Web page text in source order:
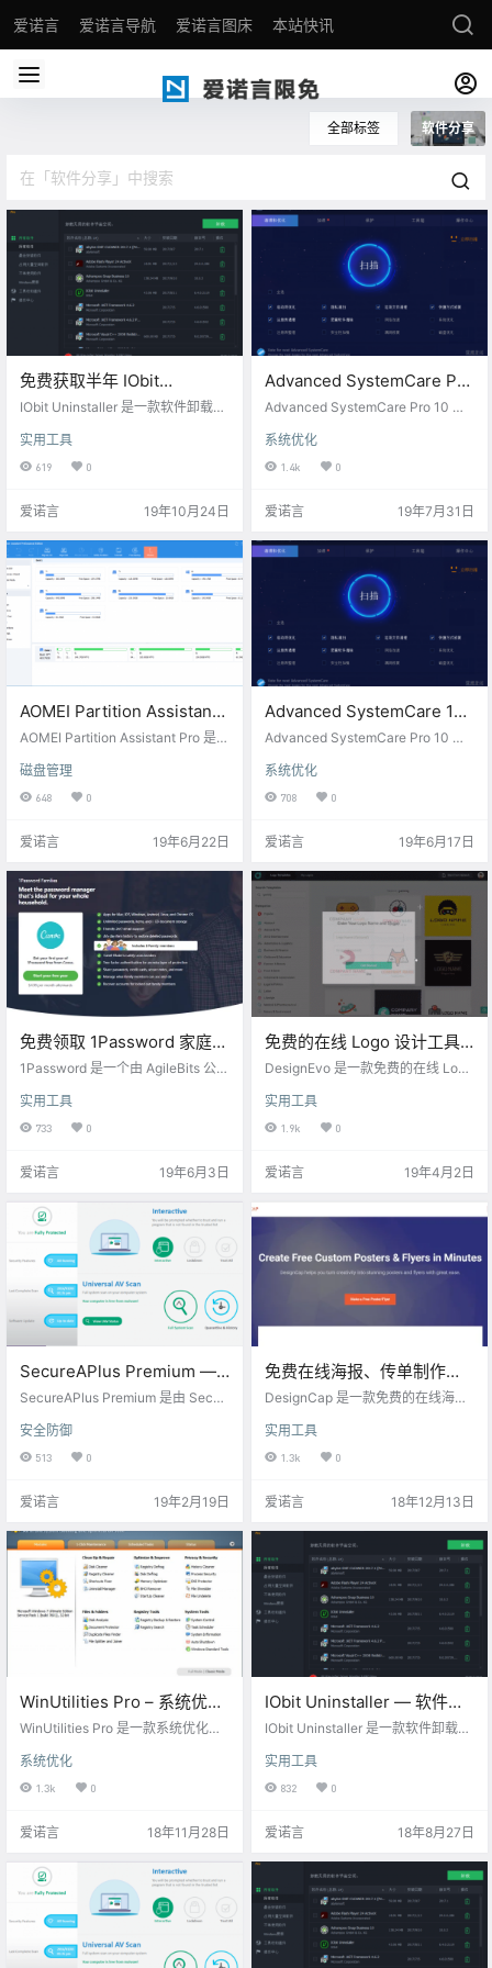
爱诺言 爱诺言导航 爱诺言图床 本站快讯
全部标签 软件分享
免费获取半年 IObit
Uninstaller Pro 授权
IObit Uninstaller 是一款软件卸载工
件、浏览器插件、顽固程序等，并
清除残留项，达到彻底卸载清除干
载：链接：https://eyun.baidu.co
活码：B2605-2A90A-8BFCF-BD
DB9 限免结束倒计时：
实用工具
619 0
爱诺言 19年10月24日
Advanced SystemCare Pro
12.5[Windows][$49.99→0]
Advanced SystemCare Pro 10 是 i
件，功能相当全面，包括垃圾清
理、隐私清理、软件卸载、文件擦
理、游戏加速、快捷方式修复、磁
漏洞扫描、进程管理、驱动管理、
析、系统信息、魔法设置，还有非
常强大的空闲时自动优化，与 …
系统优化
1.4k 0
爱诺言 19年7月31日
AOMEI Partition Assistant
Pro[Windows][$39.95→0]
AOMEI Partition Assistant Pro 是一
件，可以用来对分区进行创建、调
整大小、移动、合并、拆分等操
作，和 Diskgenius 功能相似。这款
盘，对于要更换固态硬盘而又不想
快捷。软件支持Windows 10，Win
dows 8.1 / 8，Windows 7，Vista和
XP（32…
磁盘管理
648 0
爱诺言 19年6月22日
Advanced SystemCare 12
PRO[Windows][$9.99→0]
Advanced SystemCare Pro 10 是 i
件，功能相当全面，包括垃圾清
理、隐私清理、软件卸载、文件擦
除与恢复、内存整理、网络加速、
理、游戏加速、快捷方式修复、磁
漏洞扫描、进程管理、驱动管理、
重复文件查找、磁盘空间占用分
析、系统信息、魔法设置，还有非
常强大的空闲时自动优化，与 …
系统优化
708 0
爱诺言 19年6月17日
免费领取 1Password 家庭版
一年会员[全平台]
1Password 是一个由 AgileBits 公司
放各种不同的密码，除普通登录密
码，信用卡、软件许可证等敏感信
息也可一同存放在PBKDF2加密的虚
1Password，你只需要记住一个密
都被主密码保护，主密码只有你知
道。 现在 1Password 官网正在做活
动，免费领取 1Password 家庭版一
年…
实用工具
733 0
爱诺言 19年6月3日
免费的在线 Logo 设计工具
—— DesignEvo
DesignEvo 是一款免费的在线 Logo
w.designevo.com/cn/ 以下是 Desi
gnEvo 的一些主要特点: 9000+的 L
ogo 范本可供选择参考 超过一百万
和形状可供选择 强大的编辑工具: 裁
实用工具
1.9k 0
爱诺言 19年4月2日
SecureAPlus Premium —
安全软件[PC][$39.98→0]
SecureAPlus Premium 是由 Secur
软件。SecureAPlus Premium 集成
了反病毒软件和应用程序白名单功
ecureAPlus 采用的是 ClamAV 反病
执行可疑或恶意程序，检测后门或
木马，同时也为用户提供实时保
护。Se…
安全防御
513 0
爱诺言 19年2月19日
免费在线海报、传单制作工
具 —— DesignCap
DesignCap 是一款免费的在线海
注册，打开网页即可开始制作。 官
网地址：https://www.designcap.c
丰富的资源，剪贴画图像，字体和
小, 旋转, 图层管理, 复制, 撤消/重做
等 完全定制，您可以制作独特的海
報和传单 方便快捷：无需下载…
实用工具
1.3k 0
爱诺言 18年12月13日
WinUtilities Pro – 系统优化
工具集[PC][$39.95→0]
WinUtilities Pro 是一款系统优化工
盘上的临时文件，删除你的应用程
序和互联网浏览器的历史记录，缓
机的性能和稳定性。内置启动清洁
动程序，找到重复的文件，修复损
坏的快捷方式和卸载不需要的软
件。更多的功能包括安全的文件删
除，回收站切碎，维修任务调度和
系统优化
1.3k 0
爱诺言 18年11月28日
IObit Uninstaller — 软件卸
载工具[PC][$29.99→0]
IObit Uninstaller 是一款软件卸载工
件、浏览器插件、顽固程序等，并
清除残留项，达到彻底卸载清除干
载：链接：https://eyun.baidu.co
活码：B0AE63-73B95-4965D-7C
9B8 限免结束倒计时：
实用工具
832 0
爱诺言 18年8月27日